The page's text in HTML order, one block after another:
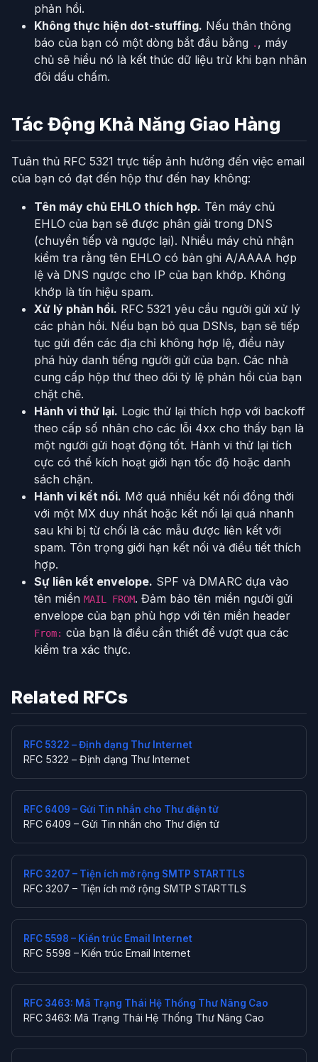
phản hồi.
Không thực hiện dot-stuffing. Nếu thân thông
báo của bạn có một dòng bắt đầu bằng . , máy
chủ sẽ hiểu nó là kết thúc dữ liệu trừ khi bạn nhân
đôi dấu chấm.
Tác Động Khả Năng Giao Hàng
Tuân thủ RFC 5321 trực tiếp ảnh hưởng đến việc email
của bạn có đạt đến hộp thư đến hay không:
Tên máy chủ EHLO thích hợp. Tên máy chủ
EHLO của bạn sẽ được phân giải trong DNS
(chuyển tiếp và ngược lại). Nhiều máy chủ nhận
kiểm tra rằng tên EHLO có bản ghi A/AAAA hợp
lệ và DNS ngược cho IP của bạn khớp. Không
khớp là tín hiệu spam.
Xử lý phản hồi. RFC 5321 yêu cầu người gửi xử lý
các phản hồi. Nếu bạn bỏ qua DSNs, bạn sẽ tiếp
tục gửi đến các địa chỉ không hợp lệ, điều này
phá hủy danh tiếng người gửi của bạn. Các nhà
cung cấp hộp thư theo dõi tỷ lệ phản hồi của bạn
chặt chẽ.
Hành vi thử lại. Logic thử lại thích hợp với backoff
theo cấp số nhân cho các lỗi 4xx cho thấy bạn là
một người gửi hoạt động tốt. Hành vi thử lại tích
cực có thể kích hoạt giới hạn tốc độ hoặc danh
sách chặn.
Hành vi kết nối. Mở quá nhiều kết nối đồng thời
với một MX duy nhất hoặc kết nối lại quá nhanh
sau khi bị từ chối là các mẫu được liên kết với
spam. Tôn trọng giới hạn kết nối và điều tiết thích
hợp.
Sự liên kết envelope. SPF và DMARC dựa vào
tên miền MAIL FROM. Đảm bảo tên miền người gửi
envelope của bạn phù hợp với tên miền header
From: của bạn là điều cần thiết để vượt qua các
kiểm tra xác thực.
Related RFCs
RFC 5322 – Định dạng Thư Internet
RFC 5322 – Định dạng Thư Internet
RFC 6409 – Gửi Tin nhắn cho Thư điện tử
RFC 6409 – Gửi Tin nhắn cho Thư điện tử
RFC 3207 – Tiện ích mở rộng SMTP STARTTLS
RFC 3207 – Tiện ích mở rộng SMTP STARTTLS
RFC 5598 – Kiến trúc Email Internet
RFC 5598 – Kiến trúc Email Internet
RFC 3463: Mã Trạng Thái Hệ Thống Thư Nâng Cao
RFC 3463: Mã Trạng Thái Hệ Thống Thư Nâng Cao